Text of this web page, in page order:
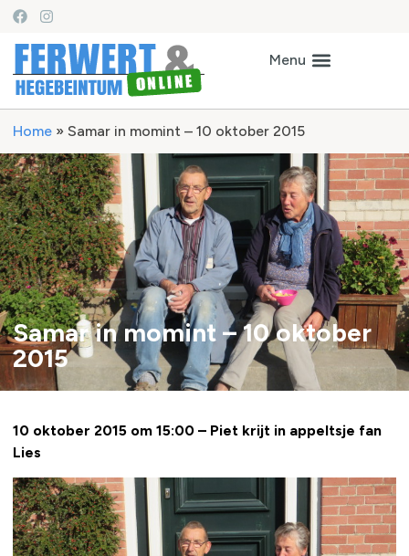
Home » Samar in momint – 10 oktober 2015
Samar in momint – 10 oktober
2015
10 oktober 2015 om 15:00 – Piet krijt in appeltsje fan
Lies